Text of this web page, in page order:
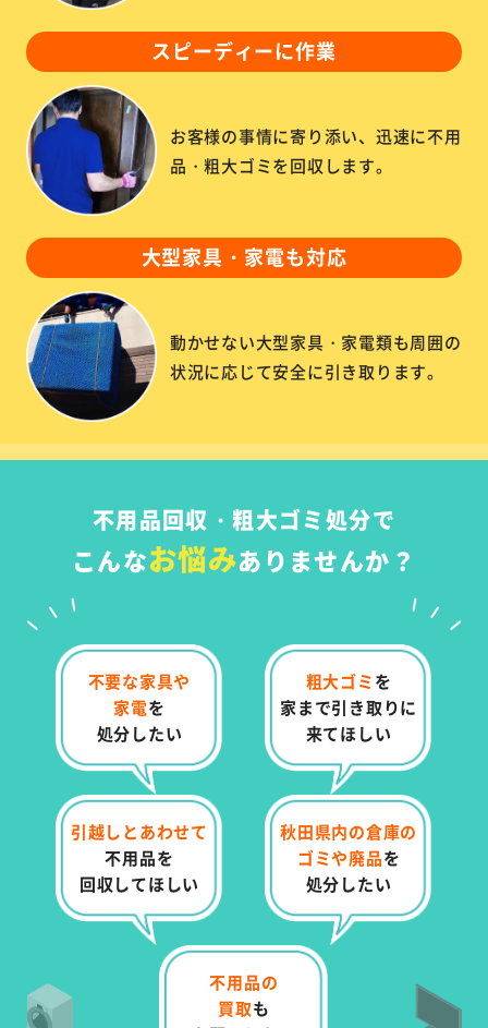
スピーディーに作業
お客様の事情に寄り添い、迅速に不用
品・粗大ゴミを回収します。
大型家具・家電も対応
動かせない大型家具・家電類も周囲の
状況に応じて安全に引き取ります。
不用品回収・粗大ゴミ処分で
こんなお悩みありませんか？
不要な家具や
家電を
処分したい
粗大ゴミを
家まで引き取りに
来てほしい
引越しとあわせて
不用品を
回収してほしい
秋田県内の倉庫の
ゴミや廃品を
処分したい
不用品の
買取も